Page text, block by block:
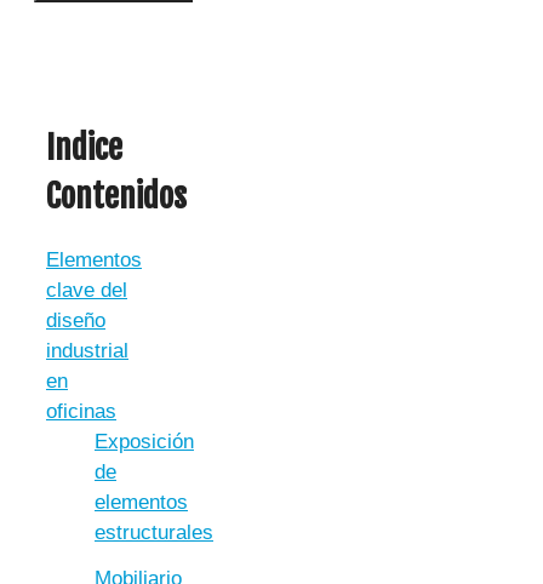
Indice
Contenidos
Elementos
clave del
diseño
industrial
en
oficinas
Exposición
de
elementos
estructurales
Mobiliario